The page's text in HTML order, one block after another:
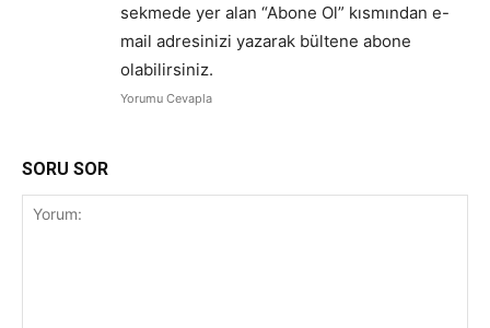
sekmede yer alan “Abone Ol” kısmından e-
mail adresinizi yazarak bültene abone
olabilirsiniz.
Yorumu Cevapla
SORU SOR